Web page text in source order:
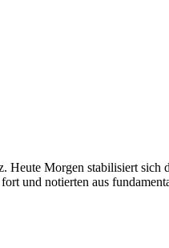
Morgen stabilisiert
und notierten aus